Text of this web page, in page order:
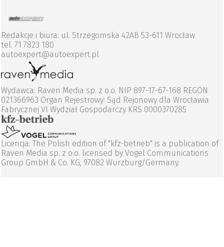
Redakcje i biura: ul. Strzegomska 42AB 53-611 Wrocław
tel. 71 7823 180
autoexpert@autoexpert.pl
Wydawca: Raven Media sp. z o.o. NIP 897-17-67-168 REGON
021366963 Organ Rejestrowy: Sąd Rejonowy dla Wrocławia
Fabrycznej VI Wydział Gospodarczy KRS 0000370285
Licencja: The Polish edition of "kfz-betrieb" is a publication of
Raven Media sp. z o.o. licensed by Vogel Communications
Group GmbH & Co. KG, 97082 Wurzburg/Germany.